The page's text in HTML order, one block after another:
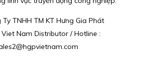
TNHH TM KT Hưng Gia Phát
Nam Distributor / Hotline :